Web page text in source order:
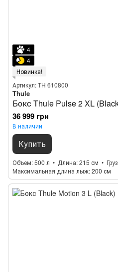
4
4
Новинка!
Артикул: TH 610800
Thule
Бокс Thule Pulse 2 XL
36 999 грн
В наличии
Купить
Объем 500 л Длина 215 см
Максимальная длина лыж 200 см